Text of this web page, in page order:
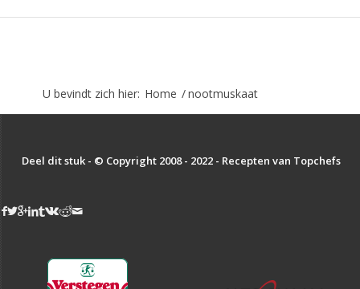
U bevindt zich hier: Home /nootmuskaat
Deel dit stuk - © Copyright 2008 - 2022 - Recepten van Topchefs